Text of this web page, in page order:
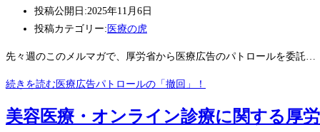
投稿公開日:2025年11月6日
投稿カテゴリー: 医療の虎
先々週のこのメルマガで、厚労省から医療広告のパトロールを委託…
続きを読む 医療広告パトロールの「撤回」！
美容医療・オンライン診療に関する厚